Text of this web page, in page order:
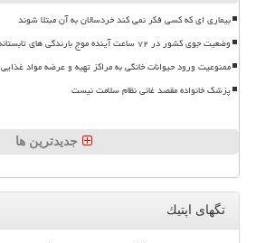
بیماری ای که کسی فکر نمی کند خردسالان به آن مبتلا شوند
وضعیت جوی کشور در ۷۲ ساعت آینده موج بارندگی های تابستانه در راه ۱۱ استان
ممنوعیت ورود حیوانات خانگی به مراکز تهیه و عرضه مواد غذایی
پزشک خانواده مقصد غائی نظام سلامت نیست
جدیدترین ها
تگهای اپتیك